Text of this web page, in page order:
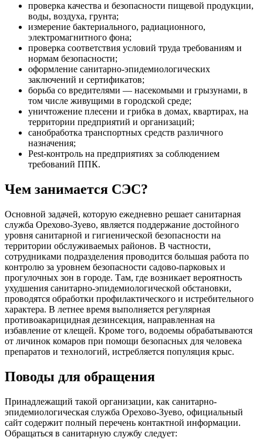
проверка качества и безопасности пищевой продукции,
воды, воздуха, грунта;
измерение бактериального, радиационного,
электромагнитного фона;
проверка соответствия условий труда требованиям и
нормам безопасности;
оформление санитарно-эпидемиологических
заключений и сертификатов;
борьба со вредителями — насекомыми и грызунами, в
том числе живущими в городской среде;
уничтожение плесени и грибка в домах, квартирах, на
территории предприятий и организаций;
санобработка транспортных средств различного
назначения;
Pest-контроль на предприятиях за соблюдением
требований ППК.
Чем занимается СЭС?
Основной задачей, которую ежедневно решает санитарная
служба Орехово-Зуево, является поддержание достойного
уровня санитарной и гигиенической безопасности на
территории обслуживаемых районов. В частности,
сотрудниками подразделения проводится большая работа по
контролю за уровнем безопасности садово-парковых и
прогулочных зон в городе. Там, где возникает вероятность
ухудшения санитарно-эпидемиологической обстановки,
проводятся обработки профилактического и истребительного
характера. В летнее время выполняется регулярная
противоакарицидная дезинсекция, направленная на
избавление от клещей. Кроме того, водоемы обрабатываются
от личинок комаров при помощи безопасных для человека
препаратов и технологий, истребляется популяция крыс.
Поводы для обращения
Принадлежащий такой организации, как санитарно-
эпидемиологическая служба Орехово-Зуево, официальный
сайт содержит полный перечень контактной информации.
Обращаться в санитарную службу следует: